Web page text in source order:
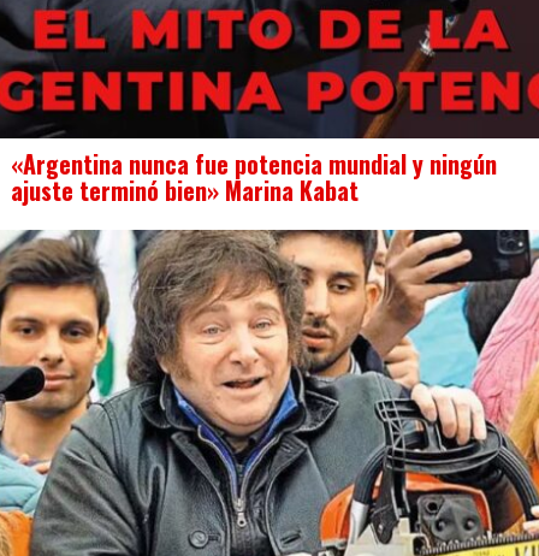
«Argentina nunca fue potencia mundial y ningún
ajuste terminó bien» Marina Kabat